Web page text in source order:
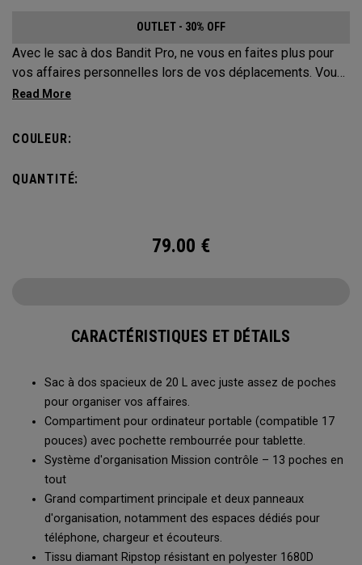
OUTLET - 30% OFF
Avec le sac à dos Bandit Pro, ne vous en faites plus pour
vos affaires personnelles lors de vos déplacements. Vous
organiser est désormais un jeu d'enfant avec notre nouveau
de voyage idéal vous permettra d'emporter l'essentiel tout
COULEUR:
QUANTITÉ:
79.00 €
CARACTÉRISTIQUES ET DÉTAILS
Sac à dos spacieux de 20 L avec juste assez de poches
pour organiser vos affaires.
Compartiment pour ordinateur portable (compatible 17
pouces) avec pochette rembourrée pour tablette.
Système d'organisation Mission contrôle – 13 poches en
tout
Grand compartiment principale et deux panneaux
d'organisation, notamment des espaces dédiés pour
téléphone, chargeur et écouteurs.
Tissu diamant Ripstop résistant en polyester 1680D